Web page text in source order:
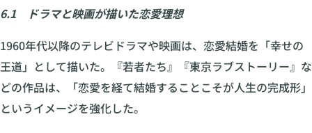
6.1 ドラマと映画が描いた恋愛理想
1960年代以降のテレビドラマや映画は、恋愛結婚を「幸せの
王道」として描いた。『若者たち』『東京ラブストーリー』な
どの作品は、「恋愛を経て結婚することこそが人生の完成形」
というイメージを強化した。